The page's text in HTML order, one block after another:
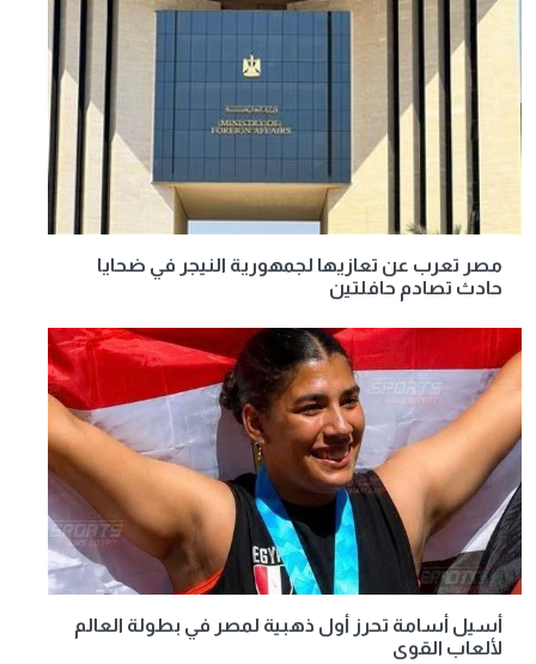
مصر تعرب عن تعازيها لجمهورية النيجر في ضحايا
حادث تصادم حافلتين
أسيل أسامة تحرز أول ذهبية لمصر في بطولة العالم
لألعاب القوى